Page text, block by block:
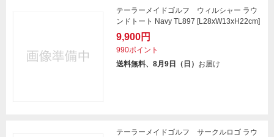
テーラーメイドゴルフ ウィルシャー ラウ
ンドトート Navy TL897 [L28xW13xH22cm]
9,900円
990ポイント
送料無料、8月9日（日） お届け
テーラーメイドゴルフ サークルロゴ ラウ